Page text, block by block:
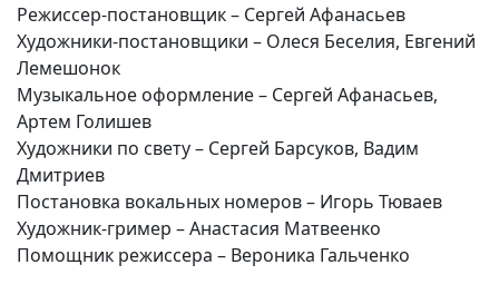
Режиссер-постановщик – Сергей Афанасьев
Художники-постановщики – Олеся Беселия, Евгений
Лемешонок
Музыкальное оформление – Сергей Афанасьев,
Артем Голишев
Художники по свету – Сергей Барсуков, Вадим
Дмитриев
Постановка вокальных номеров – Игорь Тюваев
Художник-гример – Анастасия Матвеенко
Помощник режиссера – Вероника Гальченко